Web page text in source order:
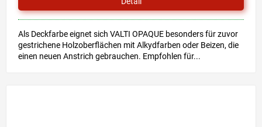
Als Deckfarbe eignet sich VALTI OPAQUE besonders für zuvor
gestrichene Holzoberflächen mit Alkydfarben oder Beizen, die
einen neuen Anstrich gebrauchen. Empfohlen für...